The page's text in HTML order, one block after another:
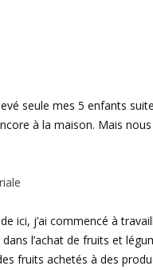
seule mes 5 enfants
à la maison. Mais
ici, j’ai commencé à
l’achat de fruits et
fruits achetés à des